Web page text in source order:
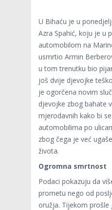
U Bihaću je u
Azra Spahić, koju je u
automobilom na
usmrtio Armin
u tom trenutku bio
još dvije djevojke
je ogorčena novim
djevojke zbog bahate
mjerodavnih kako bi
automobilima po
zbog čega je već
života.
Ogromna smrtnost
Podaci pokazuju da
prometu nego od
oružja. Tijekom prošle